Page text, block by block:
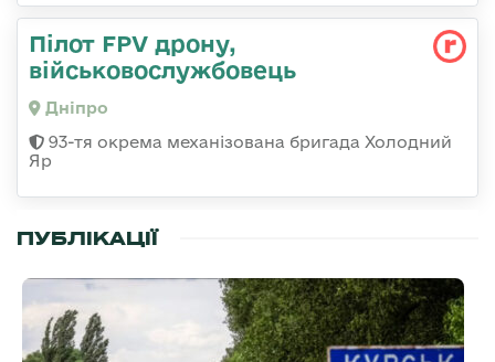
Пілот FPV дрону,
військовослужбовець
Дніпро
93-тя окрема механізована бригада Холодний
Яр
ПУБЛІКАЦІЇ